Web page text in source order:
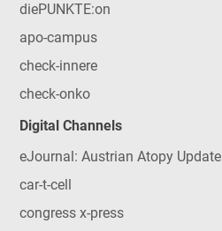
diePUNKTE:on
apo-campus
check-innere
check-onko
Digital Channels
eJournal: Austrian Atopy Update
car-t-cell
congress x-press